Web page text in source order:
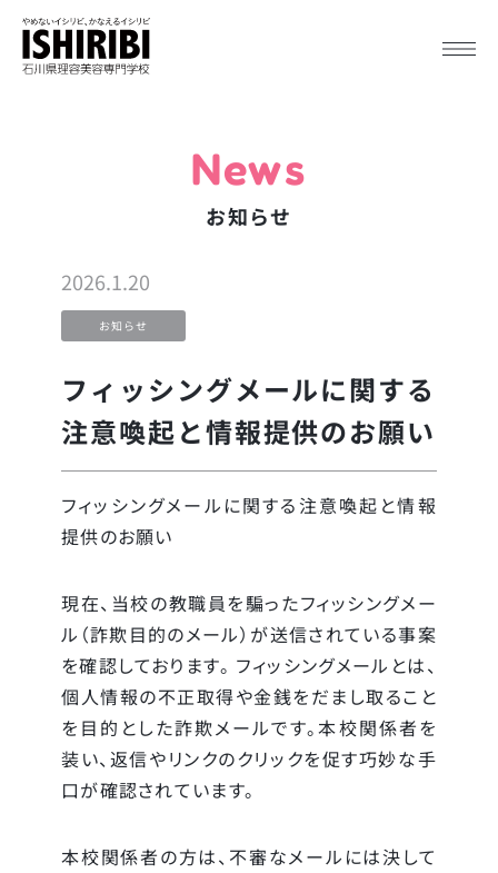
News
お知らせ
お知らせ
2026.1.20
フィッシングメールに関する
注意喚起と情報提供のお願い
フィッシングメールに関する注意喚起と情報
提供のお願い
現在、当校の教職員を騙ったフィッシングメー
ル（詐欺目的のメール）が送信されている事案
を確認しております。 フィッシングメールとは、
個人情報の不正取得や金銭をだまし取ること
を目的とした詐欺メールです。本校関係者を
装い、返信やリンクのクリックを促す巧妙な手
口が確認されています。
本校関係者の方は、不審なメールには決して